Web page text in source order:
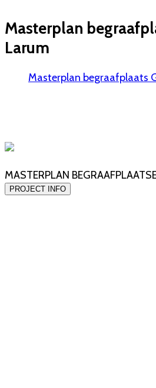
Masterplan
Larum
Masterplan begraafplaats
MASTERPLAN
PROJECT INFO